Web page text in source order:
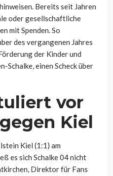
Bereits seit Jahren
oder gesellschaftliche
mit Spenden. So
des vergangenen Jahres
der Kinder und
Schalke, einen Scheck über
vor
Kiel
Kiel (1:1) am
es sich Schalke 04 nicht
Direktor für Fans